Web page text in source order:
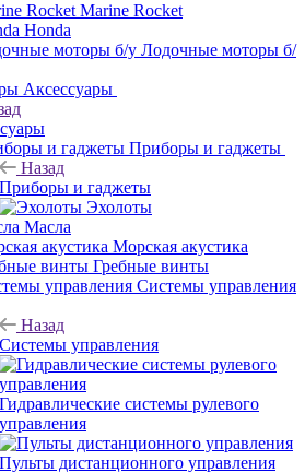
Marine Rocket
Honda
Лодочные моторы б/
Аксессуары
Приборы и гаджеты
Назад
Приборы и гаджеты
Эхолоты
Масла
Морская акустика
Гребные винты
Системы управления
Назад
Системы управления
Гидравлические системы рулевого
управления
Пульты дистанционного управления